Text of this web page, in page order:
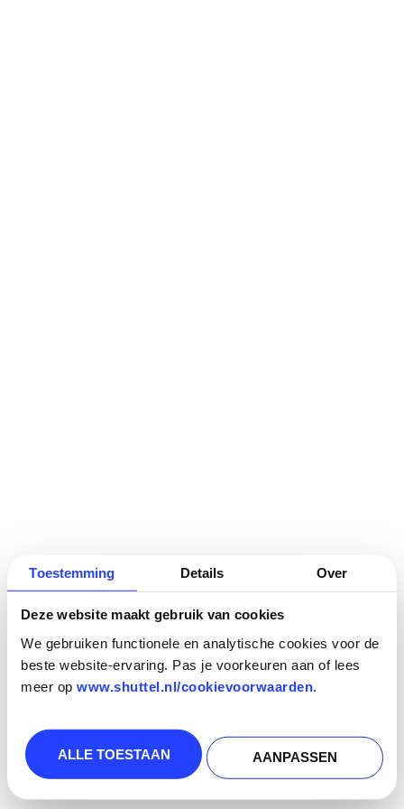
Toestemming Details Over
Deze website maakt gebruik van cookies
We gebruiken functionele en analytische cookies voor de
beste website-ervaring. Pas je voorkeuren aan of lees
meer op www.shuttel.nl/cookievoorwaarden
ALLE TOESTAAN AANPASSEN